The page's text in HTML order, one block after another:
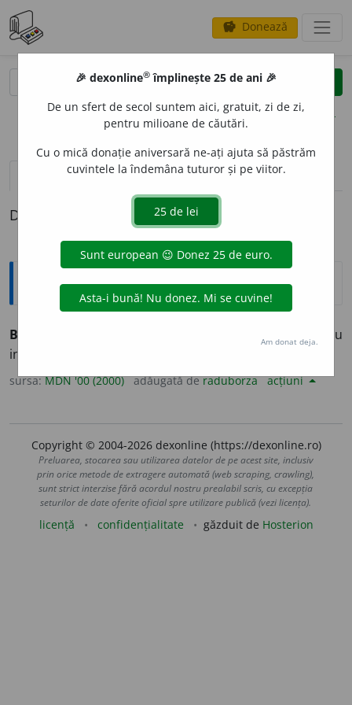
savings Donează
clear
opțiuni
definiții (1) pronunțievolume_up (1)
Definiția cu ID-ul 451669:
Explicative DEX
BIBEL
mic obiect de artă, decorativ, pentru
interior. (<
sursa:MDN '00 (2000) adăugată deraduborza acțiuni
Copyright © 2004-2026 dexonline (https://dexonline.ro)
Preluarea, stocarea sau utilizarea datelor de pe acest site, inclusiv
prin orice metode de extragere automată (web scraping, crawling),
sunt strict interzise fără acordul nostru prealabil scris, cu excepția
seturilor de date oferite oficial spre utilizare publică (vezi licența).
licență confidențialitate găzduit de Hosterion
🎉 dexonline® împlinește 25 de ani 🎉
De un sfert de secol suntem aici, gratuit, zi de zi,
pentru milioane de căutări.
Cu o mică donație aniversară ne-ați ajuta să păstrăm
cuvintele la îndemâna tuturor și pe viitor.
Am donat deja.